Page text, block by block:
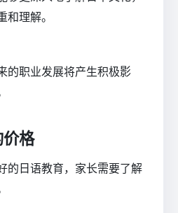
理解。
的职业发展将产生积极影
格
的日语教育，家长需要了解